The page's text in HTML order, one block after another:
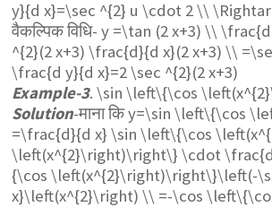
y}{d x}=\sec ^{2} u \cdot 2 \\
वैकल्पिक विधि-y =\tan (2 x+3) \\
^{2}(2 x+3) \frac{d}{d x}(2 x+3) \\
\frac{d y}{d x}=2 \sec ^{2}(2 x+3)
Example-3.\sin \left\{\cos
Solution-माना किy=\sin \left\{\cos
=\frac{d}{d x} \sin \left\{\cos
\left(x^{2}\right)\right\} \cdot
{\cos \left(x^{2}\right)\right\}\left(-
x}\left(x^{2}\right) \\ =-\cos